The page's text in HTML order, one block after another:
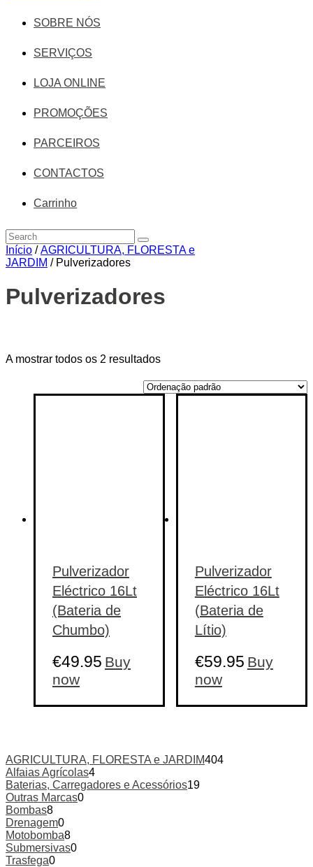
SOBRE NÓS
SERVIÇOS
LOJA ONLINE
PROMOÇÕES
PARCEIROS
CONTACTOS
Carrinho
Início /AGRICULTURA, FLORESTA e
JARDIM / Pulverizadores
Pulverizadores
On sale(14)
A mostrar todos os 2 resultados
Pulverizador
Eléctrico 16Lt
(Bateria de
Chumbo)
€49.95 Buy
now
Pulverizador
Eléctrico 16Lt
(Bateria de
Lítio)
€59.95 Buy
now
AGRICULTURA, FLORESTA e JARDIM404
Alfaias Agrícolas4
Baterias, Carregadores e Acessórios19
Outras Marcas0
Bombas8
Drenagem0
Motobomba8
Submersivas0
Trasfega0